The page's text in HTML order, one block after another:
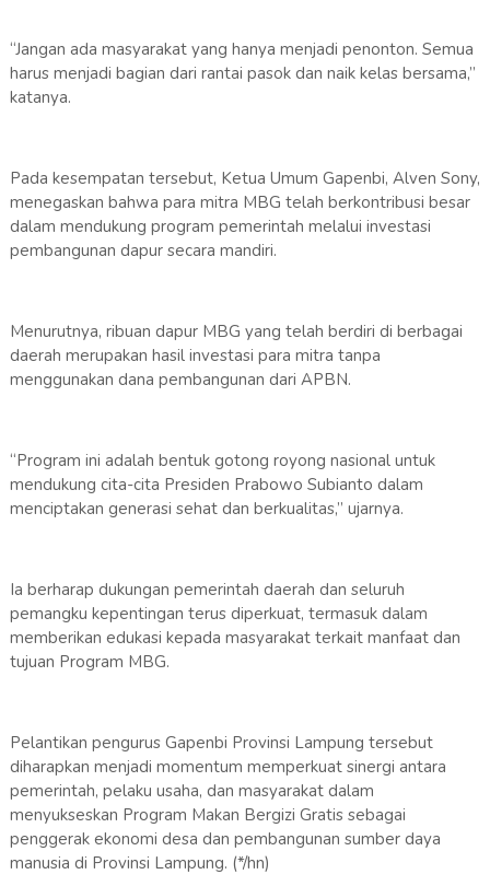
“Jangan ada masyarakat yang hanya menjadi penonton. Semua
harus menjadi bagian dari rantai pasok dan naik kelas bersama,”
katanya.
Pada kesempatan tersebut, Ketua Umum Gapenbi, Alven Sony,
menegaskan bahwa para mitra MBG telah berkontribusi besar
dalam mendukung program pemerintah melalui investasi
pembangunan dapur secara mandiri.
Menurutnya, ribuan dapur MBG yang telah berdiri di berbagai
daerah merupakan hasil investasi para mitra tanpa
menggunakan dana pembangunan dari APBN.
“Program ini adalah bentuk gotong royong nasional untuk
mendukung cita-cita Presiden Prabowo Subianto dalam
menciptakan generasi sehat dan berkualitas,” ujarnya.
Ia berharap dukungan pemerintah daerah dan seluruh
pemangku kepentingan terus diperkuat, termasuk dalam
memberikan edukasi kepada masyarakat terkait manfaat dan
tujuan Program MBG.
Pelantikan pengurus Gapenbi Provinsi Lampung tersebut
diharapkan menjadi momentum memperkuat sinergi antara
pemerintah, pelaku usaha, dan masyarakat dalam
menyukseskan Program Makan Bergizi Gratis sebagai
penggerak ekonomi desa dan pembangunan sumber daya
manusia di Provinsi Lampung. (*/hn)